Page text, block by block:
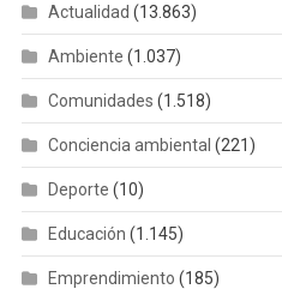
Actualidad (13.863)
Ambiente (1.037)
Comunidades (1.518)
Conciencia ambiental (221)
Deporte (10)
Educación (1.145)
Emprendimiento (185)